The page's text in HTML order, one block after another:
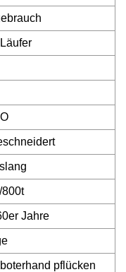
Jahre
pflücken